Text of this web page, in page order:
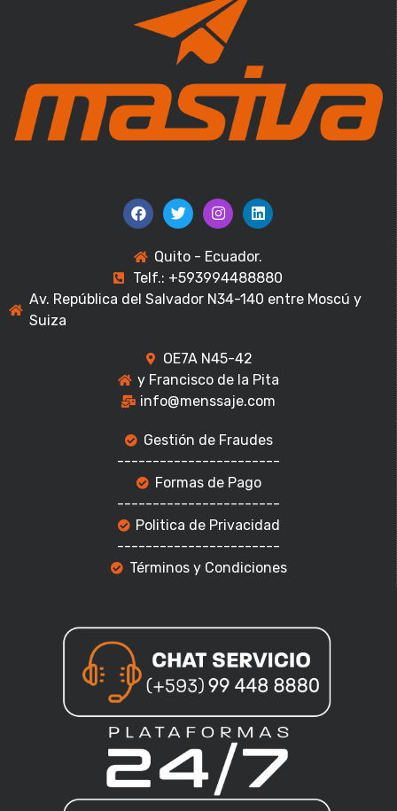
Quito - Ecuador.
Telf.: +593994488880
Av. República del Salvador N34-140 entre Moscú y
Suiza
OE7A N45-42
y Francisco de la Pita
info@menssaje.com
Gestión de Fraudes
-----------------------
Formas de Pago
-----------------------
Politica de Privacidad
-----------------------
Términos y Condiciones